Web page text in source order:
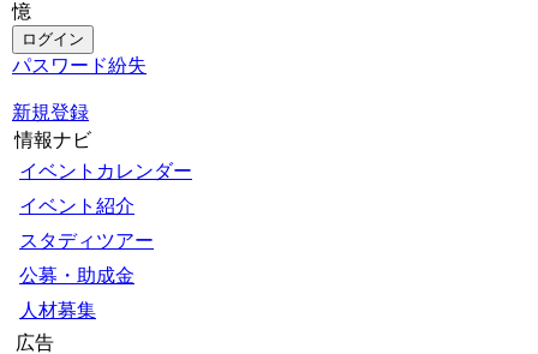
憶
パスワード紛失
新規登録
情報ナビ
イベントカレンダー
イベント紹介
スタディツアー
公募・助成金
人材募集
広告